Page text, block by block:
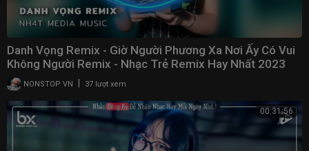
Danh Vọng Remix - Giờ Người Phương Xa Nơi Ấy Có Vui
Không Người Remix - Nhạc Trẻ Remix Hay Nhất 2023
NONSTOP VN 37 lượt xem
00:31:56